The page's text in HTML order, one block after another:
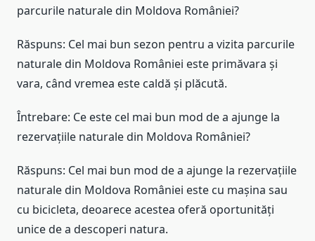
parcurile naturale din Moldova României?
Răspuns: Cel mai bun sezon pentru a vizita parcurile
naturale din Moldova României este primăvara și
vara, când vremea este caldă și plăcută.
Întrebare: Ce este cel mai bun mod de a ajunge la
rezervațiile naturale din Moldova României?
Răspuns: Cel mai bun mod de a ajunge la rezervațiile
naturale din Moldova României este cu mașina sau
cu bicicleta, deoarece acestea oferă oportunități
unice de a descoperi natura.